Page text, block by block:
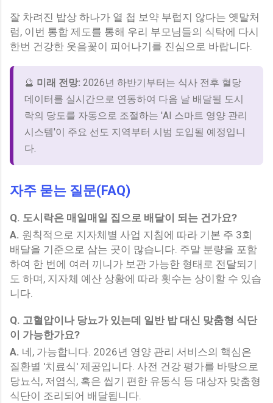
잘 차려진 밥상 하나가 열 첩 보약 부럽지 않다는 옛말처
럼, 이번 통합 제도를 통해 우리 부모님들의 식탁에 다시
한번 건강한 웃음꽃이 피어나기를 진심으로 바랍니다.
🔮 미래 전망: 2026년 하반기부터는 식사 전후 혈당
데이터를 실시간으로 연동하여 다음 날 배달될 도시
락의 당도를 자동으로 조절하는 'AI 스마트 영양 관리
시스템'이 주요 선도 지역부터 시범 도입될 예정입니
다.
자주 묻는 질문(FAQ)
Q. 도시락은 매일매일 집으로 배달이 되는 건가요?
A. 원칙적으로 지자체별 사업 지침에 따라 기본 주 3회
배달을 기준으로 삼는 곳이 많습니다. 주말 분량을 포함
하여 한 번에 여러 끼니가 보관 가능한 형태로 전달되기
도 하며, 지자체 예산 상황에 따라 횟수는 상이할 수 있습
니다.
Q. 고혈압이나 당뇨가 있는데 일반 밥 대신 맞춤형 식단
이 가능한가요?
A. 네, 가능합니다. 2026년 영양 관리 서비스의 핵심은
질환별 '치료식' 제공입니다. 사전 건강 평가를 바탕으로
당뇨식, 저염식, 혹은 씹기 편한 유동식 등 대상자 맞춤형
식단이 조리되어 배달됩니다.